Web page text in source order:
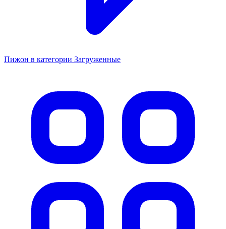
Пижон в категории Загруженные